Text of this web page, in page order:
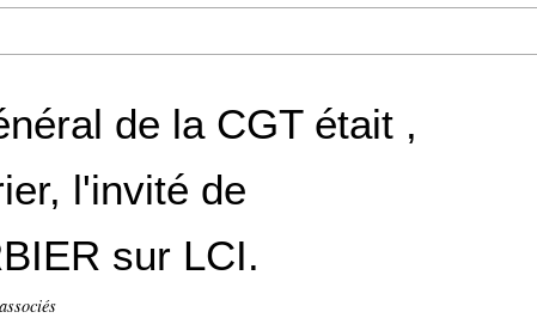
de la CGT était ,
l'invité de
sur LCI.